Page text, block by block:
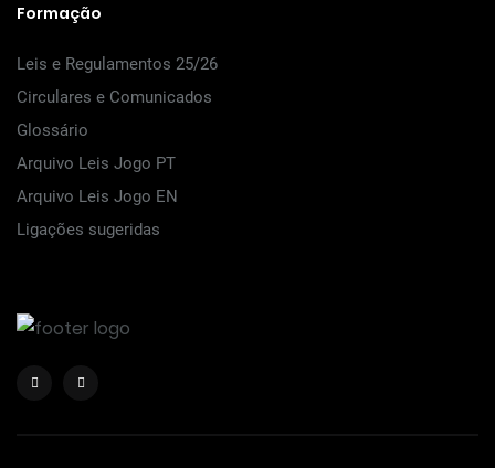
Formação
Leis e Regulamentos 25/26
Circulares e Comunicados
Glossário
Arquivo Leis Jogo PT
Arquivo Leis Jogo EN
Ligações sugeridas